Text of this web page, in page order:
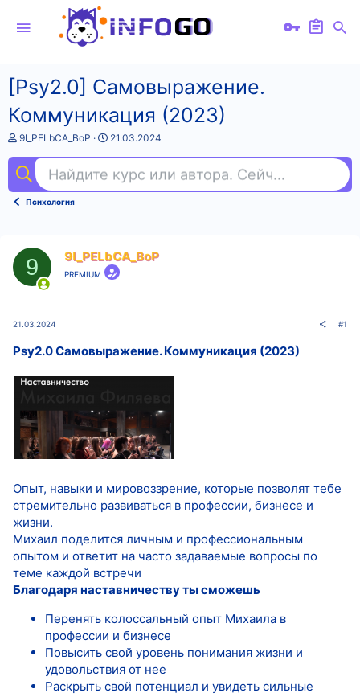
[Psy2.0] Самовыражение.
Коммуникация (2023)
А
т
о
т
9I_PELbCA_BoP
Д
а
н
а
21.03.2024
Найдите курс или автора. Сейчас ищут
Психология
9 9I_PELbCA_BoP
PREMIUM
21.03.2024 #1
Psy2.0 Самовыражение. Коммуникация (2023)
Опыт, навыки и мировоззрение, которые позволят тебе
стремительно развиваться в профессии, бизнесе и
жизни.
Михаил поделится личным и профессиональным
опытом и ответит на часто задаваемые вопросы по
теме каждой встречи
Благодаря наставничеству ты сможешь
Перенять колоссальный опыт Михаила в
профессии и бизнесе
Повысить свой уровень понимания жизни и
удовольствия от нее
Раскрыть свой потенциал и увидеть сильные